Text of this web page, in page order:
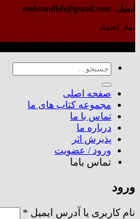
ایمیل: mehrandish@gmail.com
نماد اعتماد
جستجو
برای:
صفحه اصلی
مجموعه کتاب های ما
تماس با ما
درباره ما
پذیرش اثر
ورود / عضویت
تماس باما
ورود
نام کاربری یا آدرس ایمیل *